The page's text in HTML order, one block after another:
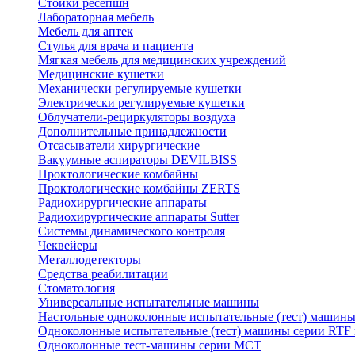
Стойки ресепшн
Лабораторная мебель
Мебель для аптек
Стулья для врача и пациента
Мягкая мебель для медицинских учреждений
Медицинские кушетки
Механически регулируемые кушетки
Электрически регулируемые кушетки
Облучатели-рециркуляторы воздуха
Дополнительные принадлежности
Отсасыватели хирургические
Вакуумные аспираторы DEVILBISS
Проктологические комбайны
Проктологические комбайны ZERTS
Радиохирургические аппараты
Радиохирургические аппараты Sutter
Системы динамического контроля
Чеквейеры
Металлодетекторы
Средства реабилитации
Стоматология
Универсальные испытательные машины
Настольные одноколонные испытательные (тест)
Одноколонные испытательные (тест) машины серии RTF
Одноколонные тест-машины серии MCT